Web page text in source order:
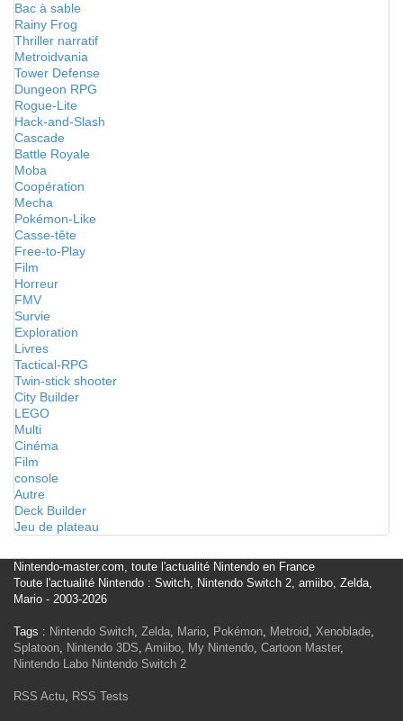
Bac à sable
Rainy Frog
Thriller narratif
Metroidvania
Tower Defense
Dungeon RPG
Rogue-Lite
Hack-and-Slash
Cascade
Battle Royale
Moba
Coopération
Mecha
Pokémon-Like
Casse-tête
Free-to-Play
Film
Horreur
FMV
Survie
Exploration
Livres
Tactical-RPG
Twin-stick shooter
City Builder
LEGO
Multi
Cinéma
Film
console
Autre
Deck Builder
Jeu de plateau
Nintendo-master.com, toute l'actualité Nintendo en France
Toute l'actualité Nintendo : Switch, Nintendo Switch 2, amiibo, Zelda,
Mario - 2003-2026
Tags : Nintendo Switch, Zelda, Mario, Pokémon, Metroid, Xenoblade,
Splatoon, Nintendo 3DS, Amiibo, My Nintendo, Cartoon Master,
Nintendo Labo Nintendo Switch 2
RSS Actu, RSS Tests